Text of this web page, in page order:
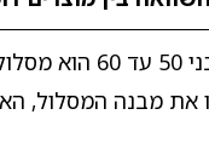
הפניקס
את מבנה המסלול,